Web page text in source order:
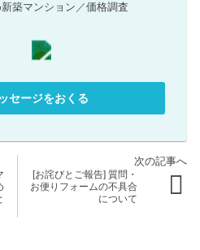
築マンション ／価格調査
セージをおくる
[お詫びとご報告] 質問・
お便りフォームの不具合
について